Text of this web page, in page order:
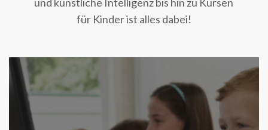
für Kinder ist alles dabei!